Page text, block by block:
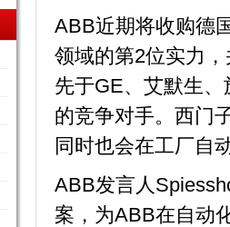
ABB近期将收购德
领域的第2位实力
先于GE、艾默生
的竞争对手。西门
同时也会在工厂自
ABB发言人
案，为ABB在自动